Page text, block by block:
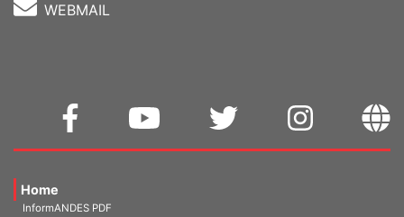
WEBMAIL
Home
InformANDES PDF